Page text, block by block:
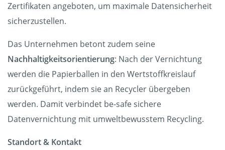
Zertifikaten angeboten, um maximale Datensicherheit
sicherzustellen.
Das Unternehmen betont zudem seine
Nachhaltigkeitsorientierung: Nach der Vernichtung
werden die Papierballen in den Wertstoffkreislauf
zurückgeführt, indem sie an Recycler übergeben
werden. Damit verbindet be-safe sichere
Datenvernichtung mit umweltbewusstem Recycling.
Standort & Kontakt